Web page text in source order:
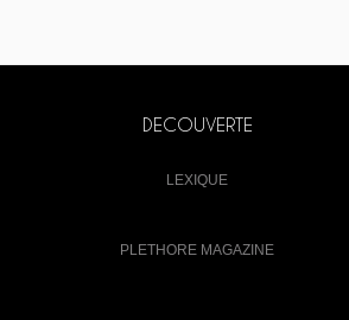
DECOUVERTE
LEXIQUE
PLETHORE MAGAZINE